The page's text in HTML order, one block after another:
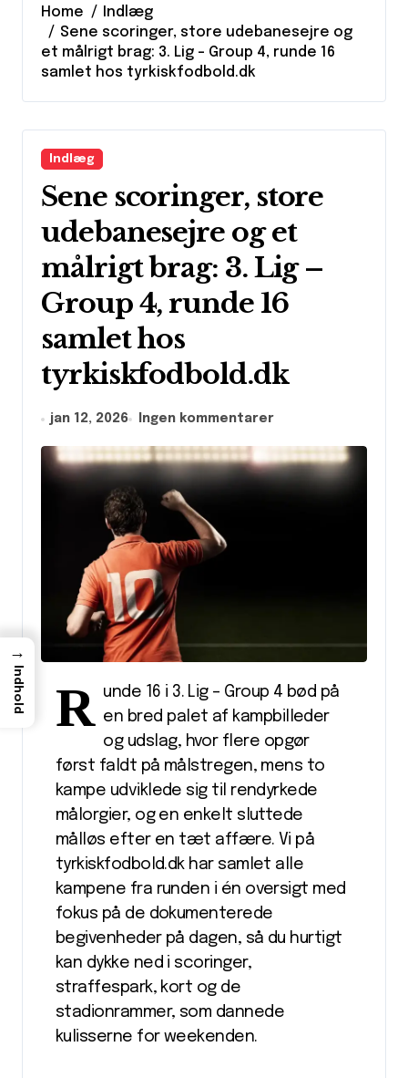
Home
Indlæg
Sene scoringer, store udebanesejre og
et målrigt brag: 3. Lig – Group 4, runde 16
samlet hos tyrkiskfodbold.dk
Indlæg
Sene scoringer, store
udebanesejre og et
målrigt brag: 3. Lig –
Group 4, runde 16
samlet hos
tyrkiskfodbold.dk
jan 12, 2026 Ingen kommentarer
R unde 16 i 3. Lig – Group 4 bød på
en bred palet af kampbilleder
og udslag, hvor flere opgør
først faldt på målstregen, mens to
kampe udviklede sig til rendyrkede
målorgier, og en enkelt sluttede
målløs efter en tæt affære. Vi på
tyrkiskfodbold.dk har samlet alle
kampene fra runden i én oversigt med
fokus på de dokumenterede
begivenheder på dagen, så du hurtigt
kan dykke ned i scoringer,
straffespark, kort og de
stadionrammer, som dannede
kulisserne for weekenden.
→
Indhold